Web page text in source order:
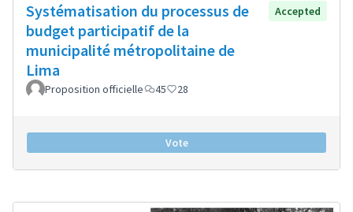
Systématisation du processus de
budget participatif de la
municipalité métropolitaine de
Lima
Accepted
Proposition officielle 45 28
Vote